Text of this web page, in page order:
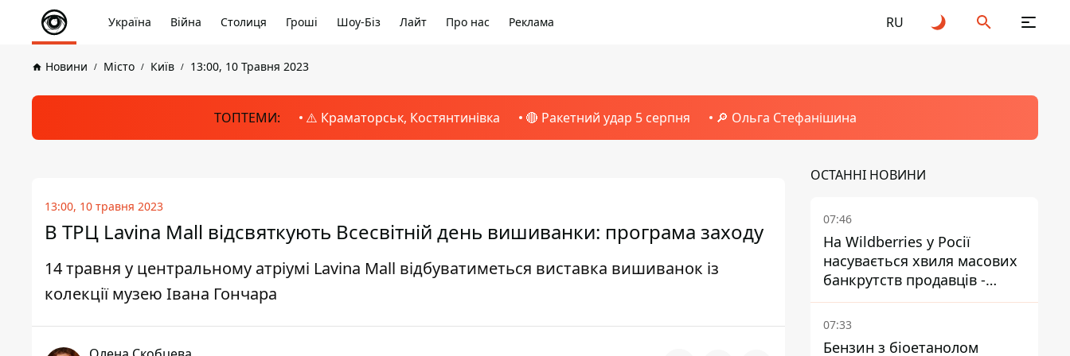
Україна Війна Столиця Гроші Шоу-Біз Лайт Про нас Реклама RU
Новини Місто Київ 13:00, 10 Травня 2023
ТОПТЕМИ: ⚠️ Краматорськ, Костянтинівка 🔴 Ракетний удар 5 серпня 🔎 Ольга Стефанішина
13:00, 10 травня 2023
В ТРЦ Lavina Mall відсвяткують Всесвітній день вишиванки: програма заходу
14 травня у центральному атріумі Lavina Mall відбуватиметься виставка вишиванок із
колекції музею Івана Гончара
ОСТАННІ НОВИНИ
07:46
На Wildberries у Росії
насувається хвиля масових
банкрутств продавців -
Reuters
07:33
Бензин з біоетанолом